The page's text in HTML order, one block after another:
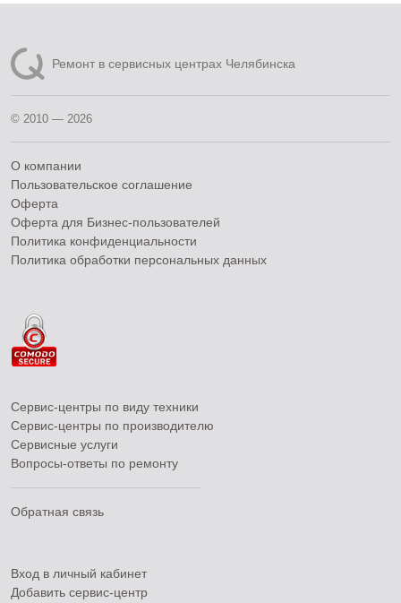
Ремонт в сервисных центрах Челябинска
© 2010 — 2026
О компании
Пользовательское соглашение
Оферта
Оферта для Бизнес-пользователей
Политика конфиденциальности
Политика обработки персональных данных
Сервис-центры по виду техники
Сервис-центры по производителю
Сервисные услуги
Вопросы-ответы по ремонту
Обратная связь
Вход в личный кабинет
Добавить сервис-центр